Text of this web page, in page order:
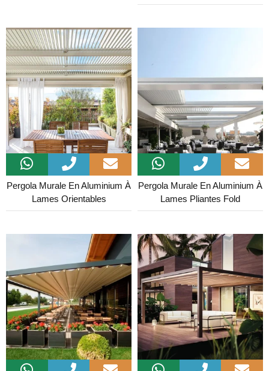
Pergola Murale En Aluminium À
Lames Orientables
Pergola Murale En Aluminium À
Lames Pliantes Fold